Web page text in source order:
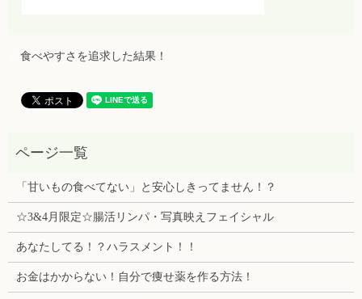
食べやすさを追求した結果！
「甘いもの食べてない」と安心しきってません！？
☆3&4月限定☆腸活リンパ・写真映えフェイシャル
あなたしてる！？ハラスメント！！
お金はかからない！自分で痩せ薬を作る方法！